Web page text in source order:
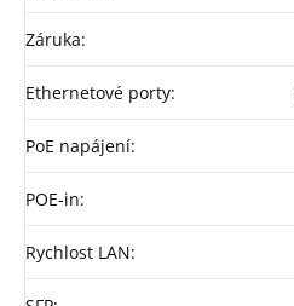
Záruka:
Ethernetové porty:
PoE napájení:
POE-in:
Rychlost LAN: